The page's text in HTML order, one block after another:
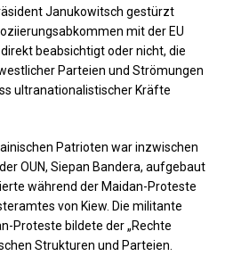
Janukowitsch gestürzt
mit der EU
beabsichtigt oder nicht, die
Parteien und Strömungen
ultranationalistischer Kräfte
Patrioten war inzwischen
OUN, Siepan Bandera, aufgebaut
während der Maidan-Proteste
von Kiew. Die militante
Proteste bildete der „Rechte
Strukturen und Parteien.